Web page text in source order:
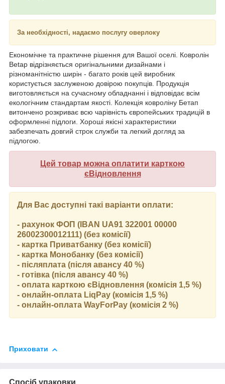
За необхідності, надаємо послугу оверлоку
Економічне та практичне рішення для Вашої оселі. Ковролін
Betap відрізняється оригінальними дизайнами і
різноманітністю ширін - багато років цей виробник
користується заслуженою довірою покупців. Продукція
виготовляється на сучасному обладнанні і відповідає всім
екологічним стандартам якості. Колекція ковроліну Бетап
витончено розкриває всю чарівність європейських традицій в
оформленні підлоги. Хороші якісні характеристики
забезпечать довгий строк служби та легкий догляд за
підлогою.
Цей товар можна оплатити карткою
єВідновлення
Для Вас доступні такі варіанти оплати:
- рахунок ФОП (IBAN UA91 322001 00000
26002300012111) (без комісії)
- картка Приватбанку (без комісії)
- картка Монобанку (без комісії)
- післяплата (після авансу 40 %)
- готівка (після авансу 40 %)
- оплата карткою єВідновлення (комісія 1,5 %)
- онлайн-оплата LiqPay (комісія 1,5 %)
- онлайн-оплата WayForPay (комісія 2 %)
Приховати
Спосіб упаковки